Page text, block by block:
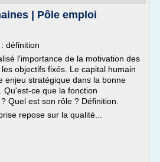
| Pôle emploi
définition
l'importance de la motivation des
objectifs fixés. Le capital humain
enjeu stratégique dans la bonne
Qu'est-ce que la fonction
Quel est son rôle ? Définition.
repose sur la qualité...